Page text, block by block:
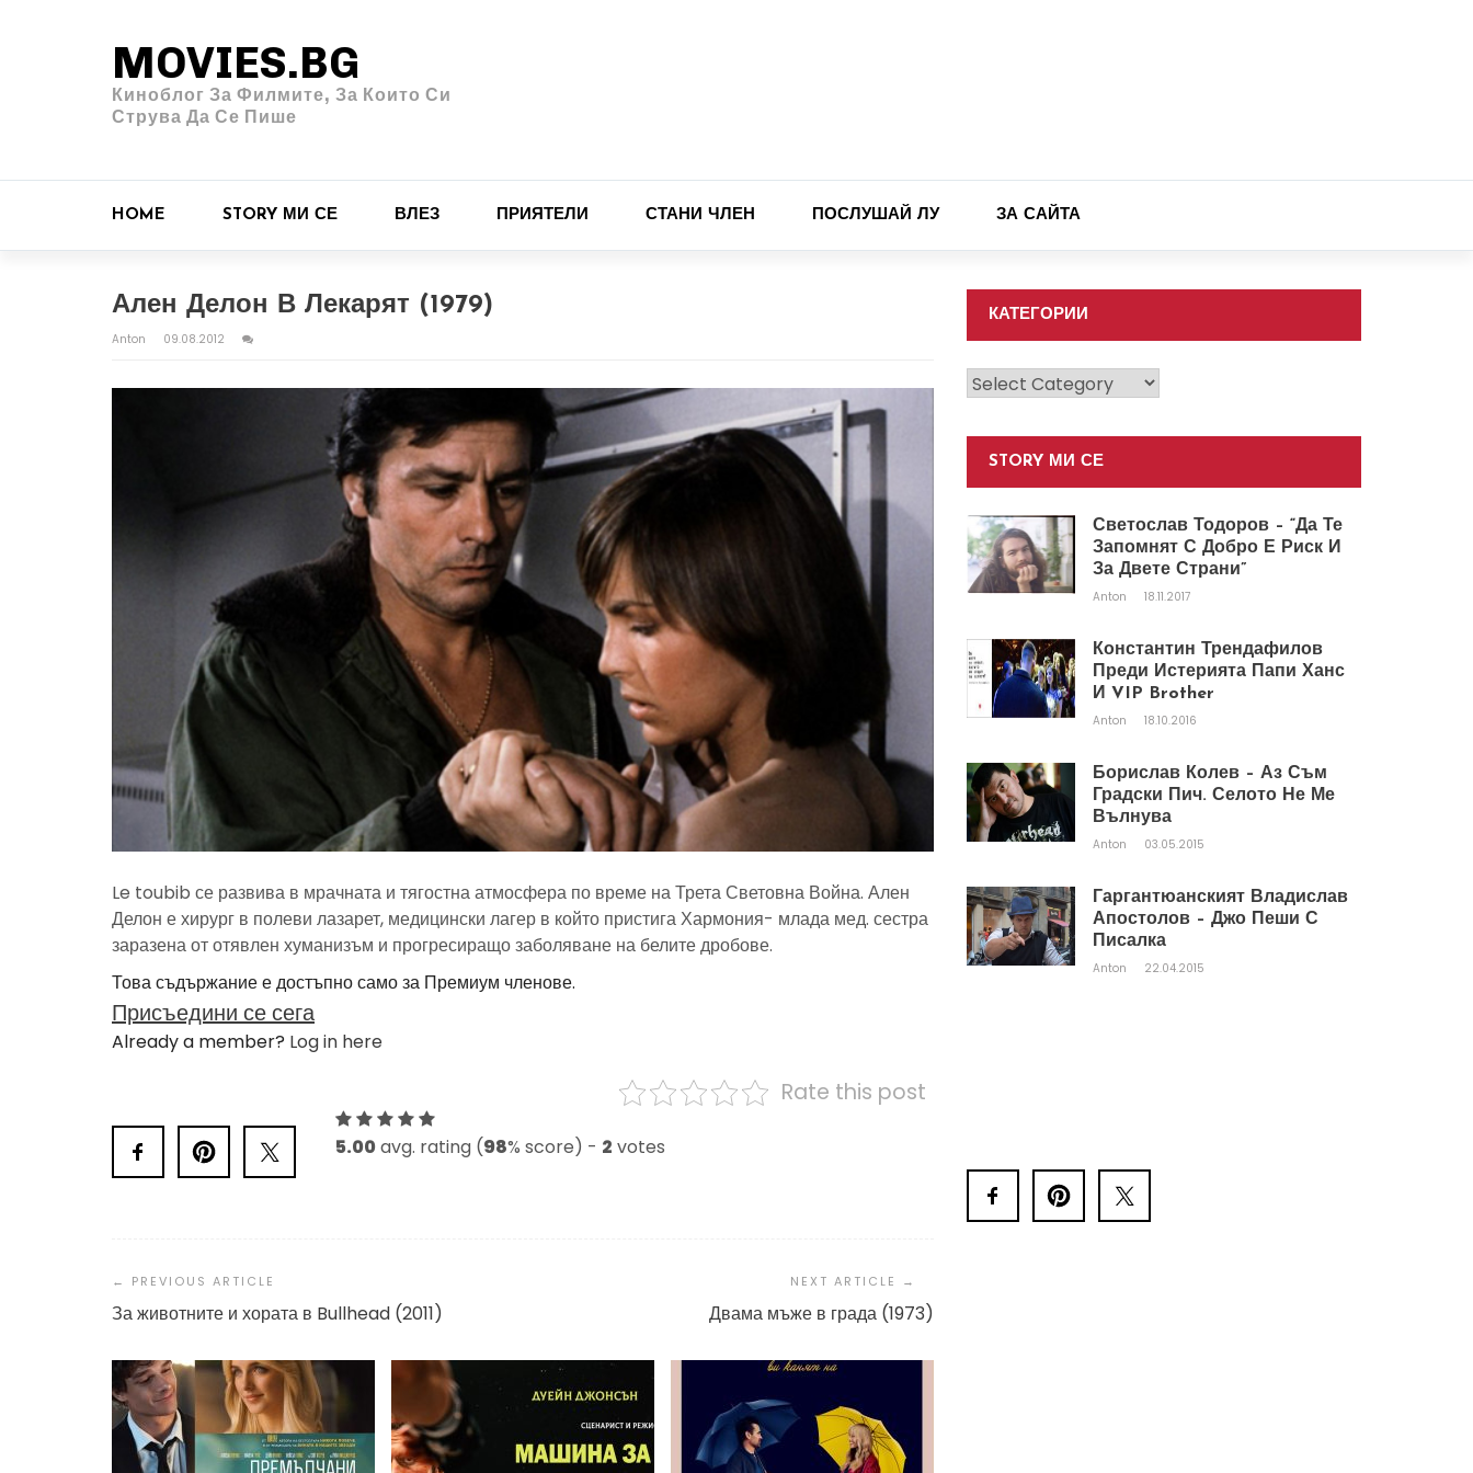
MOVIES.BG
Киноблог За Филмите, За Които Си
Струва Да Се Пише
HOME STORY МИ СЕ ВЛЕЗ ПРИЯТЕЛИ СТАНИ ЧЛЕН ПОСЛУШАЙ ЛУ ЗА САЙТА
Ален Делон В Лекарят (1979)
Anton 09.08.2012
Le toubib се развива в мрачната и тягостна атмосфера по време на Трета Световна Война. Ален
Делон е хирург в полеви лазарет, медицински лагер в който пристига Хармония- млада мед. сестра
заразена от отявлен хуманизъм и прогресиращо заболяване на белите дробове.
Това съдържание е достъпно само за Премиум членове.
Присъедини се сега
Already a member? Log in here
Rate this post
5.00avg. rating (98% score) - 2 votes
Navigation
За животните и хората в Bullhead (2011) Двама мъже в града (1973)
КАТЕГОРИИ
Категории
STORY МИ СЕ
Светослав Тодоров – “Да Те
Запомнят С Добро Е Риск И
За Двете Страни”
Anton 18.11.2017
Константин Трендафилов
Преди Истерията Папи Ханс
И VIP Brother
Anton 18.10.2016
Борислав Колев – Аз Съм
Градски Пич. Селото Не Ме
Вълнува
Anton 03.05.2015
Гаргантюанският Владислав
Апостолов – Джо Пеши С
Писалка
Anton 22.04.2015